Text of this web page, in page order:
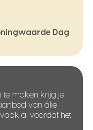
Dag
te maken krijg je
van álle
al voordat het